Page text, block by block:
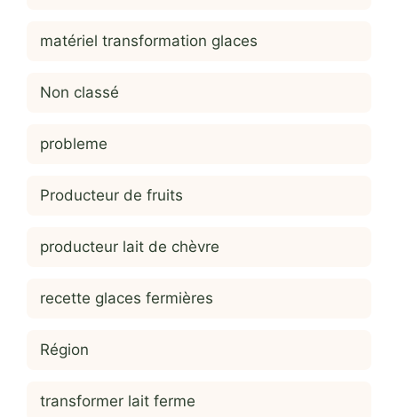
matériel transformation glaces
Non classé
probleme
Producteur de fruits
producteur lait de chèvre
recette glaces fermières
Région
transformer lait ferme